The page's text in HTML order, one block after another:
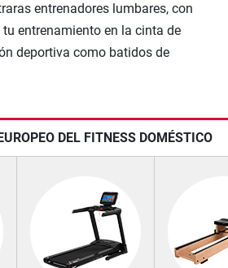
entrenadores lumbares, con
entrenamiento en la cinta de
deportiva como batidos de
DEL FITNESS DOMÉSTICO